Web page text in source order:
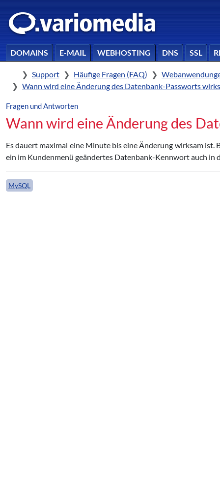
DOMAINS E-MAIL WEBHOSTING DNS SSL
HomeSupport Häufige Fragen (FAQ)
Wann wird eine Änderung des Datenbank-Passworts
Fragen und Antworten
Wann wird eine Änderung des
Es dauert maximal eine Minute bis eine Änderung wirksam
ein im Kundenmenü geändertes Datenbank-Kennwort auch
MySQL